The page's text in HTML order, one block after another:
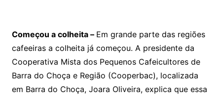
Começou a colheita – Em grande parte das regiões
cafeeiras a colheita já começou. A presidente da
Cooperativa Mista dos Pequenos Cafeicultores de
Barra do Choça e Região (Cooperbac), localizada
em Barra do Choça, Joara Oliveira, explica que essa